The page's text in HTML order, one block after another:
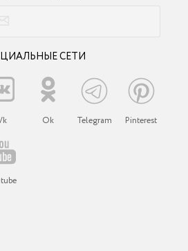
СЕТИ
Ok Telegram Pinterest